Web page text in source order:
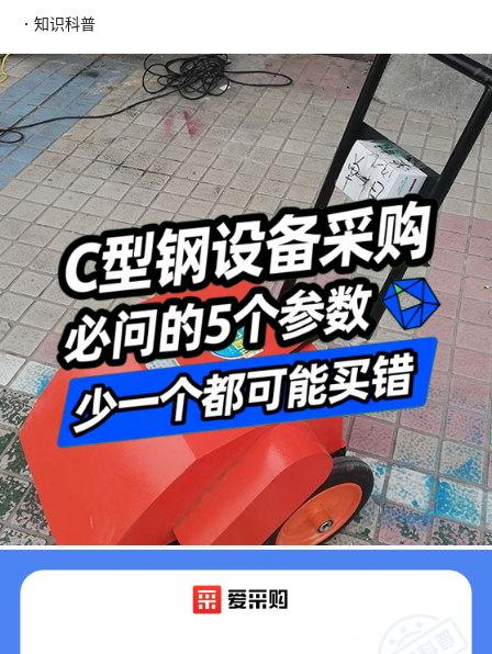
· 知识科普